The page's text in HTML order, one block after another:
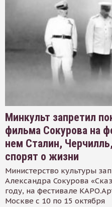
Минкульт запретил
фильма Сокурова на
нем Сталин,
спорят о жизни
Министерство культуры
Александра Сокурова
году, на фестивале
Москве с 10 по 15 октября